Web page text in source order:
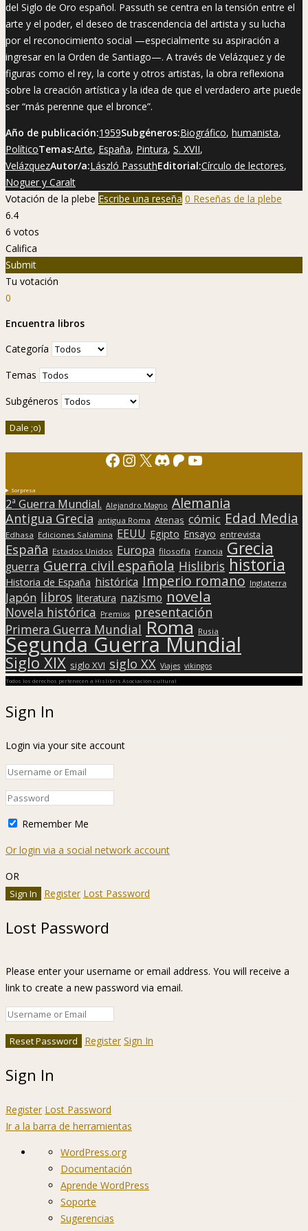
del Siglo de Oro español. Passuth se centra en la tensión entre el
arte y el poder, el deseo de trascendencia del artista y su lucha
por el reconocimiento social —especialmente su aspiración a
ingresar en la Orden de Santiago—. A través de Velázquez y de
figuras como el rey, la corte y otros artistas, la obra reflexiona
sobre la creación artística y la idea de que el verdadero arte puede
ser “más perenne que el bronce”.
Año de publicación:1959Subgéneros:Biográfico, humanista,
PolíticoTemas:Arte, España, Pintura, S. XVII,
VelázquezAutor/a:László PassuthEditorial:Círculo de lectores,
Noguer y Caralt
Votación de la plebe Escribe una reseña 0 Reseñas de la plebe
6.4
6 votos
Califica
Submit
Tu votación
0
Encuentra libros
Categoría
Temas
Subgéneros
Facebook
Instagram
X Discord
Patreon
YouTube
Sorpresa
2ª Guerra Mundial. Alejandro Magno Alemania
Antigua Grecia antigua Roma Atenas cómic Edad Media
Edhasa Ediciones Salamina EEUU Egipto Ensayo entrevista
España Estados Unidos Europa filosofía Francia Grecia
guerra Guerra civil española Hislibris historia
Historia de España histórica Imperio romano Inglaterra
Japón libros literatura nazismo novela
Novela histórica Premios presentación
Primera Guerra Mundial Roma Rusia
Segunda Guerra Mundial
Siglo XIX siglo XVI siglo XX Viajes vikingos
Todos los derechos pertenecen a Hislibris Asociación cultural
Sign In
Login via your site account
Remember Me
Or login via a social network account
OR
Register Lost Password
Lost Password
Please enter your username or email address. You will receive a
link to create a new password via email.
Register Sign In
Sign In
Register Lost Password
Ir a la barra de herramientas
Acerca
WordPress
WordPress.org
Documentación
Aprende WordPress
Soporte
Sugerencias